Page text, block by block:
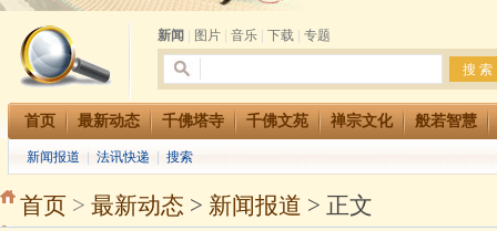
[法讯] 千佛塔寺兴建佛学院综合大楼缘起
新闻
图片 音乐 下载 专题
首页 最新动态 千佛塔寺 千佛文苑 禅宗文化 般若智慧
新闻报道 法讯快递 搜索
首页 > 最新动态 > 新闻报道 > 正文